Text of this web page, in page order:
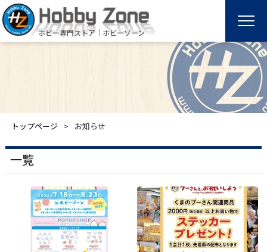
ホビー専門ストア｜ホビーゾーン
トップページ お知らせ
一覧